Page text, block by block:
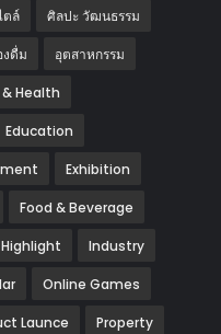
ตล์ ศิลปะ วัฒนธรรม
งดื่ม อุตสาหกรรม
Health
Education
Exhibition
Food & Beverage
Highlight Industry
Online Games
Launce Property